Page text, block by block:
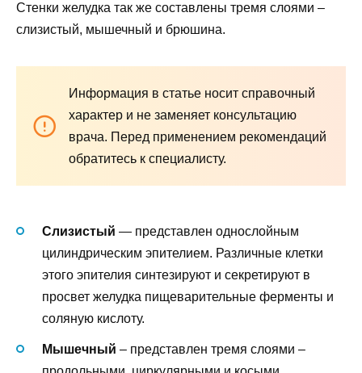
Стенки желудка так же составлены тремя слоями –
слизистый, мышечный и брюшина.
Информация в статье носит справочный
характер и не заменяет консультацию
врача. Перед применением рекомендаций
обратитесь к специалисту.
Слизистый — представлен однослойным
цилиндрическим эпителием. Различные клетки
этого эпителия синтезируют и секретируют в
просвет желудка пищеварительные ферменты и
соляную кислоту.
Мышечный – представлен тремя слоями –